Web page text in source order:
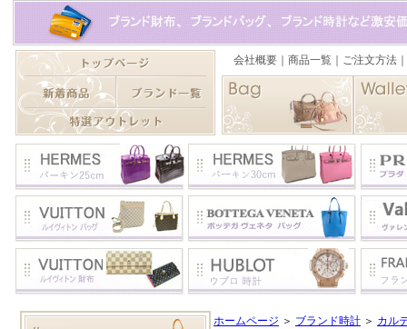
ホームページ ＞ ブランド時計 ＞ カル